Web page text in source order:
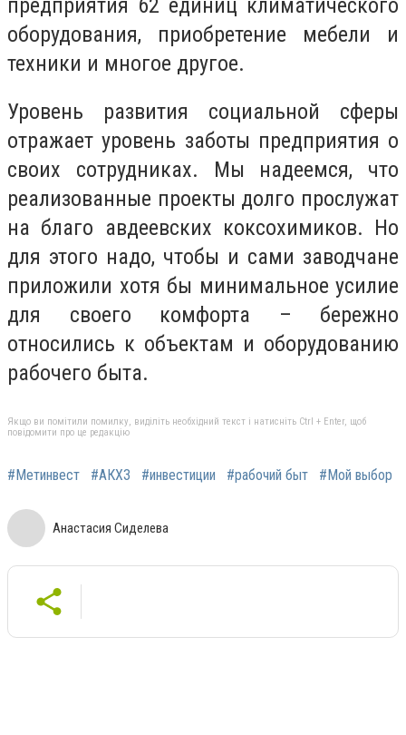
предприятия 62 единиц климатического
оборудования, приобретение мебели и
техники и многое другое.
Уровень развития социальной сферы
отражает уровень заботы предприятия о
своих сотрудниках. Мы надеемся, что
реализованные проекты долго прослужат
на благо авдеевских коксохимиков. Но
для этого надо, чтобы и сами заводчане
приложили хотя бы минимальное усилие
для своего комфорта – бережно
относились к объектам и оборудованию
рабочего быта.
Якщо ви помітили помилку, виділіть необхідний текст і натисніть Ctrl + Enter, щоб
повідомити про це редакцію
#Метинвест #АКХЗ #инвестиции #рабочий быт #Мой выбор
Анастасия Сиделева